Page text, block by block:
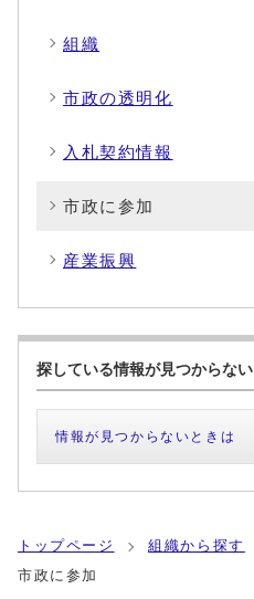
組織
市政の透明化
入札契約情報
市政に参加
産業振興
探している情報が見つからない
情報が見つからないときは
トップページ 組織から探す
市政に参加